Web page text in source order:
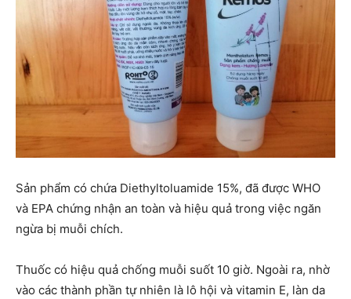
Sản phẩm có chứa Diethyltoluamide 15%, đã được WHO
và EPA chứng nhận an toàn và hiệu quả trong việc ngăn
ngừa bị muỗi chích.
Thuốc có hiệu quả chống muỗi suốt 10 giờ. Ngoài ra, nhờ
vào các thành phần tự nhiên là lô hội và vitamin E, làn da